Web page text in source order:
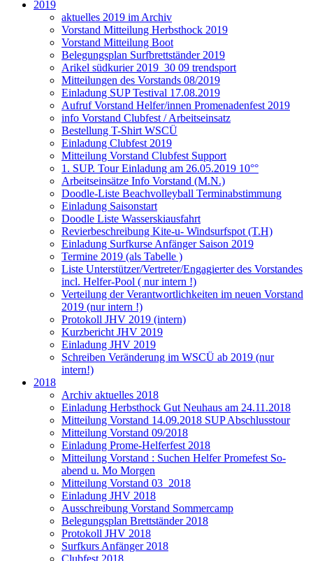
2019
aktuelles 2019 im Archiv
Vorstand Mitteilung Herbsthock 2019
Vorstand Mitteilung Boot
Belegungsplan Surfbrettständer 2019
Arikel südkurier 2019_30 09 trendsport
Mitteilungen des Vorstands 08/2019
Einladung SUP Testival 17.08.2019
Aufruf Vorstand Helfer/innen Promenadenfest 2019
info Vorstand Clubfest / Arbeitseinsatz
Bestellung T-Shirt WSCÜ
Einladung Clubfest 2019
Mitteilung Vorstand Clubfest Support
1. SUP. Tour Einladung am 26.05.2019 10°°
Arbeitseinsätze Info Vorstand (M.N.)
Doodle-Liste Beachvolleyball Terminabstimmung
Einladung Saisonstart
Doodle Liste Wasserskiausfahrt
Revierbeschreibung Kite-u- Windsurfspot (T.H)
Einladung Surfkurse Anfänger Saison 2019
Termine 2019 (als Tabelle )
Liste Unterstützer/Vertreter/Engagierter des Vorstandes
incl. Helfer-Pool ( nur intern !)
Verteilung der Verantwortlichkeiten im neuen Vorstand
2019 (nur intern !)
Protokoll JHV 2019 (intern)
Kurzbericht JHV 2019
Einladung JHV 2019
Schreiben Veränderung im WSCÜ ab 2019 (nur
intern!)
2018
Archiv aktuelles 2018
Einladung Herbsthock Gut Neuhaus am 24.11.2018
Mitteilung Vorstand 14.09.2018 SUP Abschlusstour
Mitteilung Vorstand 09/2018
Einladung Prome-Helferfest 2018
Mitteilung Vorstand : Suchen Helfer Promefest So-
abend u. Mo Morgen
Mitteilung Vorstand 03_2018
Einladung JHV 2018
Ausschreibung Vorstand Sommercamp
Belegungsplan Brettständer 2018
Protokoll JHV 2018
Surfkurs Anfänger 2018
Clubfest 2018